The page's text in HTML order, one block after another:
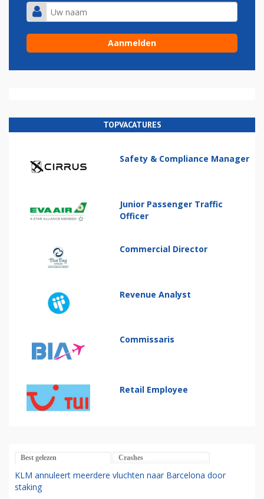
TOPVACATURES
Safety & Compliance Manager
Junior Passenger Traffic
Officer
Commercial Director
Revenue Analyst
Commissaris
Retail Employee
Best gelezen Crashes
KLM annuleert meerdere vluchten naar Barcelona door
staking